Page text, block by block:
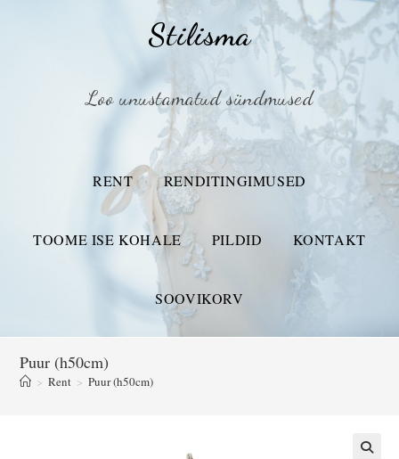
Stilisma
Loo unustamatud sündmused
RENT RENDITINGIMUSED
TOOME ISE KOHALE PILDID KONTAKT
SOOVIKORV
Puur (h50cm)
> Rent > Puur (h50cm)